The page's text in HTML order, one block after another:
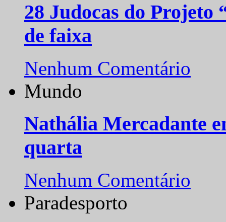
28 Judocas do
de faixa
Nenhum Comentário
Mundo
Nathália Mercadante
quarta
Nenhum Comentário
Paradesporto